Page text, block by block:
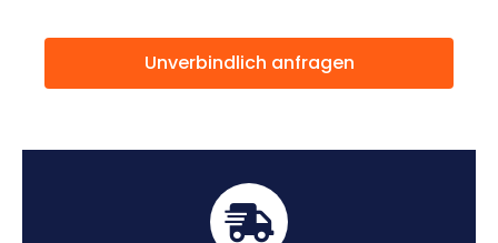
Unverbindlich anfragen